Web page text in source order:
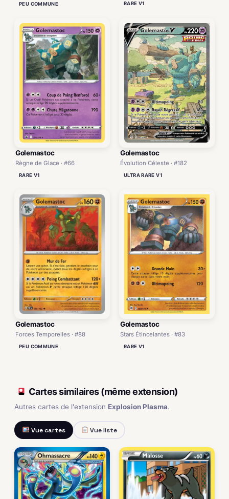
PEU COMMUNE RARE V1
Golemastoc
Règne de Glace · #66
RARE V1
Golemastoc
Évolution Céleste · #182
ULTRA RARE V1
Golemastoc
Forces Temporelles · #88
PEU COMMUNE
Golemastoc
Stars Étincelantes · #83
RARE V1
Cartes similaires (même extension)
Autres cartes de l'extension Explosion Plasma.
Vue cartes Vue liste